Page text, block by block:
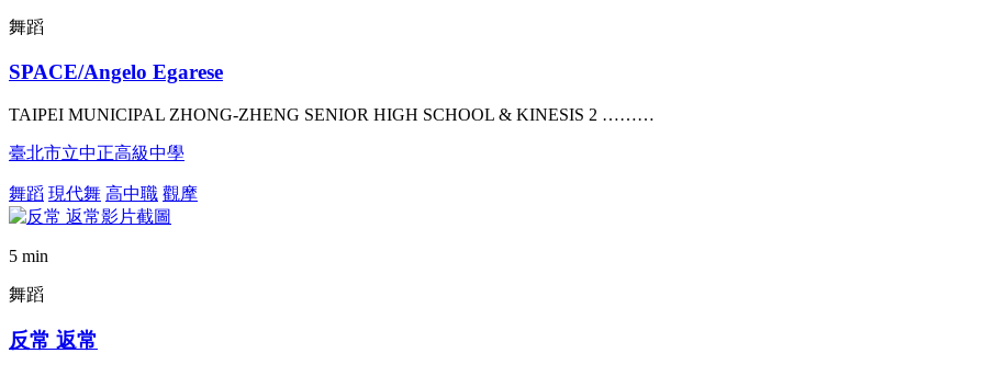
舞蹈
SPACE/Angelo Egarese
TAIPEI MUNICIPAL ZHONG-ZHENG SENIOR HIGH SCHOOL & KINESIS 2 ………
臺北市立中正高級中學
舞蹈 現代舞 高中職 觀摩
5 min
舞蹈
反常 返常